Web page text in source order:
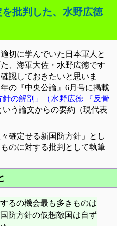
批判した、水野広徳
切に学んでいた日本軍人と
、海軍大佐・水野広徳です
認しておきたいと思いま
の『中央公論』6月号に掲載
の解剖」（水野広徳 『反骨
いう論文からの要約（現代表
確定せる新国防方針」とし
のに対する批判として執筆
るの機会最も多きものは
防方針の仮想敵国は自ず